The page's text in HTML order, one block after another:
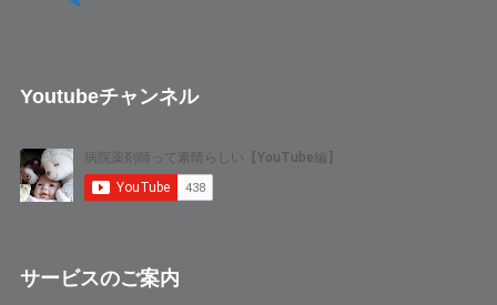
Youtubeチャンネル
サービスのご案内